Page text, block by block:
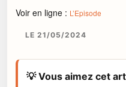
Voir en ligne : L’Episode
LE 21/05/2024
💡 Vous aimez cet